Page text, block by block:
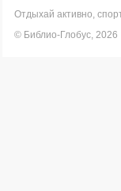
Отдыхай активно,
© Библио-Глобус, 2026